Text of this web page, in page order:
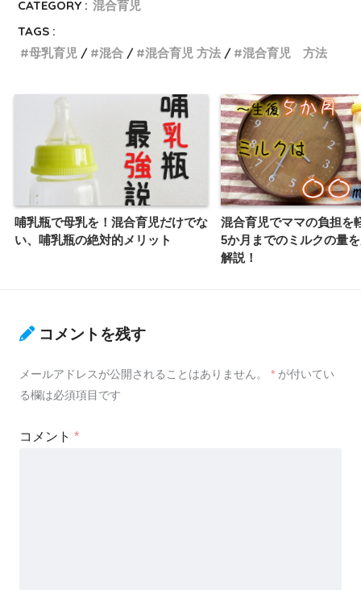
CATEGORY : 混合育児
TAGS :
母乳育児
混合 混合育児 方法 混合育児 方法
哺乳瓶で母乳を！混合育児だけでな
い、哺乳瓶の絶対的メリット
混合育児でママの負担を
5か月までのミルクの量
解説！
コメントを残す
メールアドレスが公開されることはありません。 * が付いてい
る欄は必須項目です
コメント *